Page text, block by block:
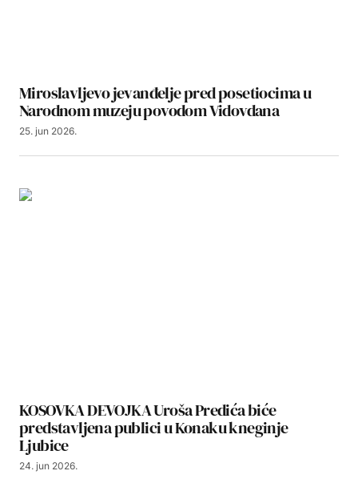
Miroslavljevo jevanđelje pred posetiocima u
Narodnom muzeju povodom Vidovdana
25. jun 2026.
KOSOVKA DEVOJKA Uroša Predića biće
predstavljena publici u Konaku kneginje
Ljubice
24. jun 2026.